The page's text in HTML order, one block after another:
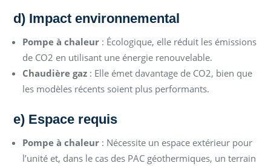
d) Impact environnemental
Pompe à chaleur : Écologique, elle réduit les émissions
de CO2 en utilisant une énergie renouvelable.
Chaudière gaz : Elle émet davantage de CO2, bien que
les modèles récents soient plus performants.
e) Espace requis
Pompe à chaleur : Nécessite un espace extérieur pour
l’unité et, dans le cas des PAC géothermiques, un terrain